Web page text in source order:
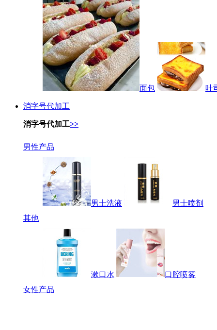
面包 吐
消字号代加工
消字号代加工>>
男性产品
男士洗液
男士喷剂
其他
漱口水
口腔喷雾
女性产品